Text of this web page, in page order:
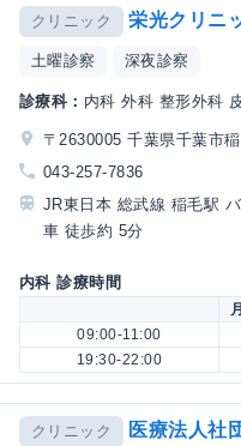
クリニック 栄光クリニ
土曜診察 深夜診察
診療科： 内科 外科 整形外科
〒2630005 千葉県千葉市
043-257-7836
JR東日本 総武線 稲毛駅
車 徒歩約 5分
内科 診療時間
月
09:00-11:00
19:30-22:00
クリニック 医療法人社